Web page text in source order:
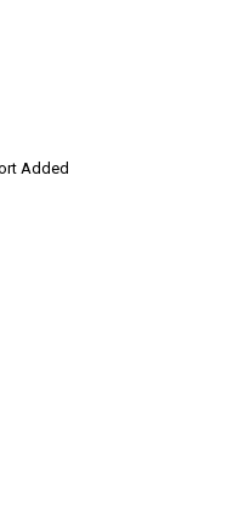
Added